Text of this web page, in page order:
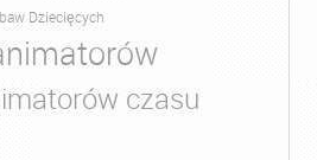
Dziecięcych
czasu